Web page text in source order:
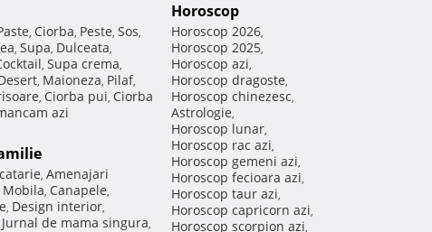
, Ciorba, Peste, Sos,
, Supa, Dulceata,
, Supa crema,
, Maioneza, Pilaf,
, Ciorba pui, Ciorba
azi
, Amenajari
Mobila, Canapele,
, Design interior,
Jurnal de mama singura,
Horoscop
Horoscop 2026,
Horoscop 2025,
Horoscop azi,
Horoscop dragoste,
Horoscop chinezesc,
Astrologie,
Horoscop lunar,
Horoscop rac azi,
Horoscop gemeni azi,
Horoscop fecioara azi,
Horoscop taur azi,
Horoscop capricorn azi,
Horoscop scorpion azi,